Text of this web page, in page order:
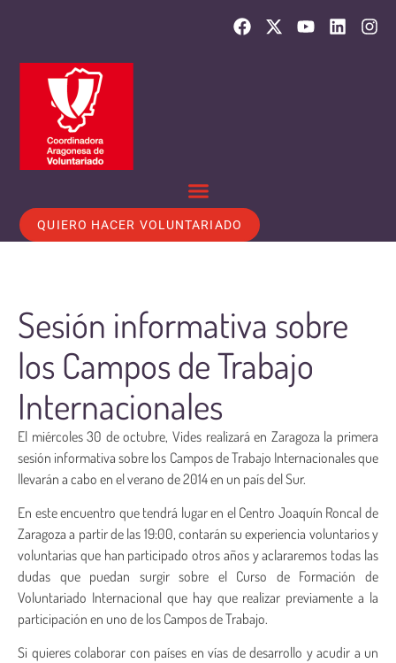
QUIERO HACER VOLUNTARIADO
Sesión informativa sobre
los Campos de Trabajo
Internacionales
El miércoles 30 de octubre, Vides realizará en Zaragoza la primera
sesión informativa sobre los Campos de Trabajo Internacionales que
llevarán a cabo en el verano de 2014 en un país del Sur.
En este encuentro que tendrá lugar en el Centro Joaquín Roncal de
Zaragoza a partir de las 19:00, contarán su experiencia voluntarios y
voluntarias que han participado otros años y aclararemos todas las
dudas que puedan surgir sobre el Curso de Formación de
Voluntariado Internacional que hay que realizar previamente a la
participación en uno de los Campos de Trabajo.
Si quieres colaborar con países en vías de desarrollo y acudir a un